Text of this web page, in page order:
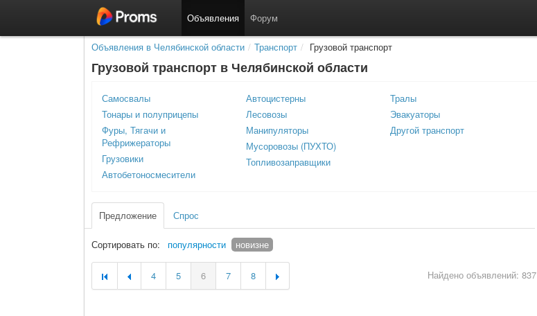
Объявления Форум
Объявления в Челябинской области / Транспорт / Грузовой транспорт
Грузовой транспорт в Челябинской области
Самосвалы
Тонары и полуприцепы
Фуры, Тягачи и
Рефрижераторы
Грузовики
Автобетоносмесители
Автоцистерны
Лесовозы
Манипуляторы
Мусоровозы (ПУХТО)
Топливозаправщики
Тралы
Эвакуаторы
Другой транспорт
Предложение Спрос
Сортировать по: популярности новизне
4 5 6 7 8 Найдено объявлений: 837